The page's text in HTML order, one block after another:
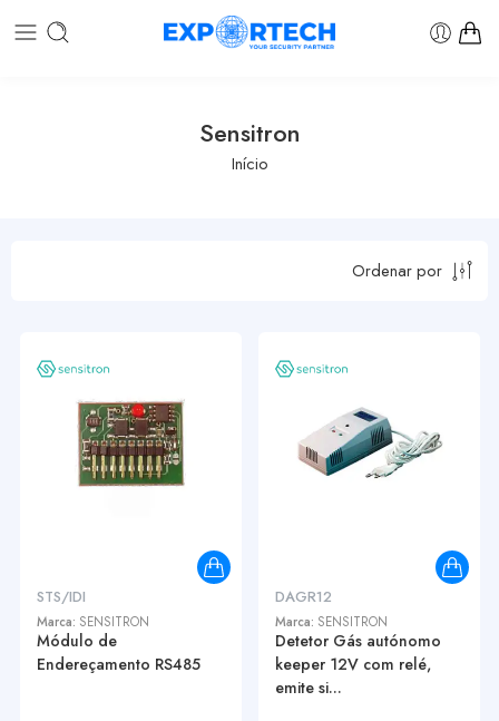
Sensitron
Início
Ordenar por
STS/IDI
Marca: SENSITRON
Módulo de
Endereçamento RS485
DAGR12
Marca: SENSITRON
Detetor Gás autónomo
keeper 12V com relé,
emite si...